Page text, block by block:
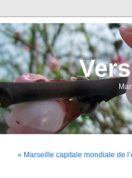
« Marseille capitale mondiale de